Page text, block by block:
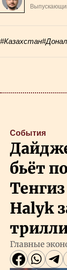
#Казахстан
События
бьёт
Halyk
Главные